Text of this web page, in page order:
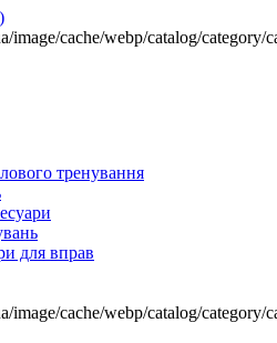
image/cache/webp/catalog/category/
тренування
для вправ
image/cache/webp/catalog/category/